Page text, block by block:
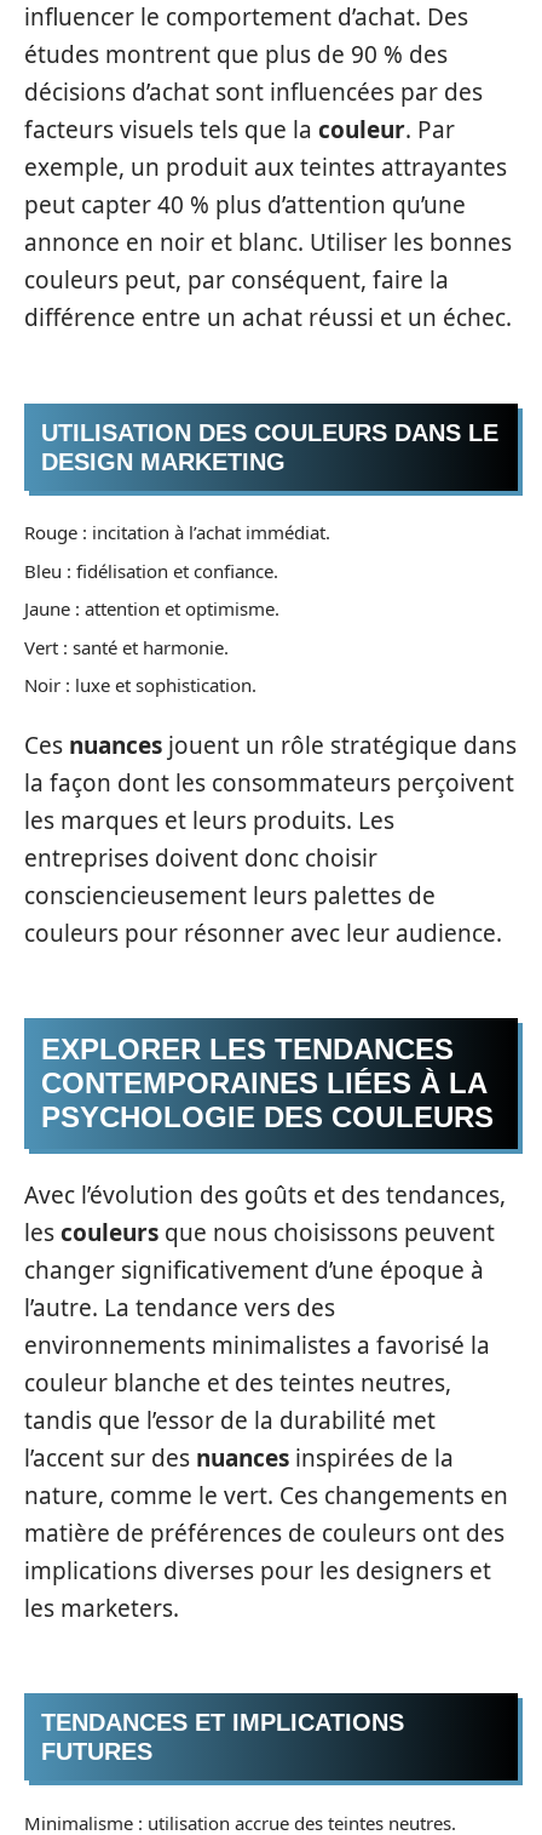
influencer le comportement d’achat. Des
études montrent que plus de 90 % des
décisions d’achat sont influencées par des
facteurs visuels tels que la couleur. Par
exemple, un produit aux teintes attrayantes
peut capter 40 % plus d’attention qu’une
annonce en noir et blanc. Utiliser les bonnes
couleurs peut, par conséquent, faire la
différence entre un achat réussi et un échec.
UTILISATION DES COULEURS DANS LE
DESIGN MARKETING
Rouge : incitation à l’achat immédiat.
Bleu : fidélisation et confiance.
Jaune : attention et optimisme.
Vert : santé et harmonie.
Noir : luxe et sophistication.
Ces nuances jouent un rôle stratégique dans
la façon dont les consommateurs perçoivent
les marques et leurs produits. Les
entreprises doivent donc choisir
consciencieusement leurs palettes de
couleurs pour résonner avec leur audience.
EXPLORER LES TENDANCES
CONTEMPORAINES LIÉES À LA
PSYCHOLOGIE DES COULEURS
Avec l’évolution des goûts et des tendances,
lescouleurs que nous choisissons peuvent
changer significativement d’une époque à
l’autre. La tendance vers des
environnements minimalistes a favorisé la
couleur blanche et des teintes neutres,
tandis que l’essor de la durabilité met
l’accent sur des nuances inspirées de la
nature, comme le vert. Ces changements en
matière de préférences de couleurs ont des
implications diverses pour les designers et
les marketers.
TENDANCES ET IMPLICATIONS
FUTURES
Minimalisme : utilisation accrue des teintes neutres.